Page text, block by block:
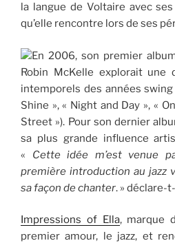
la langue de Voltaire avec
qu’elle rencontre lors de ses
En 2006, son premier
Robin McKelle explorait une
intemporels des années
Shine », « Night and Day », «
Street »). Pour son dernier
sa plus grande influence
« Cette idée m’est venue
première introduction au jazz
sa façon de chanter. » déclare-
Impressions of Ella, marque
premier amour, le jazz, et